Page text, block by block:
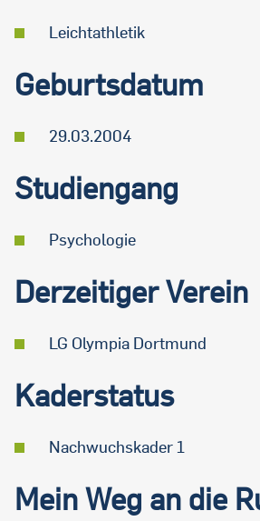
Leichtathletik
Geburtsdatum
29.03.2004
Studiengang
Psychologie
Derzeitiger Verein
LG Olympia Dortmund
Kaderstatus
Nachwuchskader 1
Mein Weg an die